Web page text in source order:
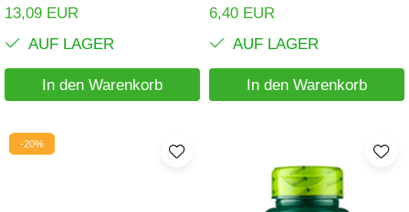
13,09 EUR
AUF LAGER
In den Warenkorb
6,40 EUR
AUF LAGER
In den Warenkorb
-20%